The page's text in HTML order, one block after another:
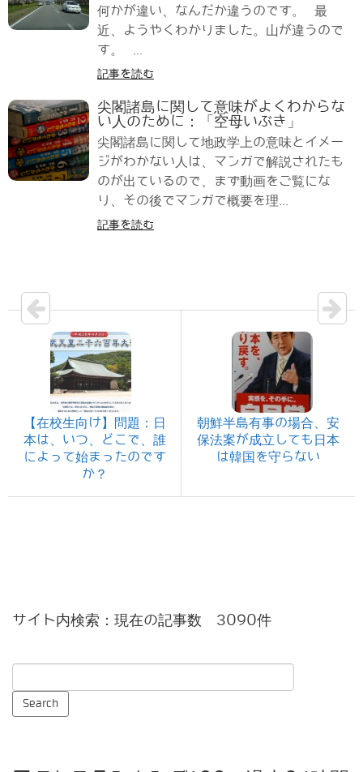
何かが違い、なんだか違うのです。 最
近、ようやくわかりました。山が違うので
す。 ...
記事を読む
尖閣諸島に関して意味がよくわからな
い人のために：「空母いぶき」
尖閣諸島に関して地政学上の意味とイメー
ジがわかない人は、マンガで解説されたも
のが出ているので、まず動画をご覧にな
り、その後でマンガで概要を理...
記事を読む
【在校生向け】問題：日
本は、いつ、どこで、誰
によって始まったのです
か？
朝鮮半島有事の場合、安
保法案が成立しても日本
は韓国を守らない
サイト内検索：現在の記事数 3090件